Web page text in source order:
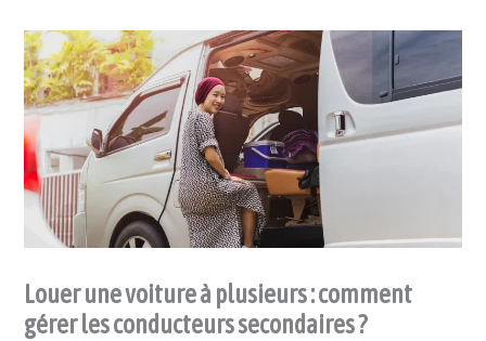
Louer une voiture à plusieurs : comment
gérer les conducteurs secondaires ?